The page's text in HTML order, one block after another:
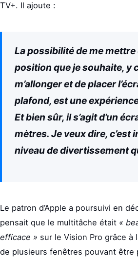
TV+. Il ajoute :
La possibilité de me mettre
position que je souhaite, y
m’allonger et de placer
plafond, est une
Et bien sûr, il s’agit d’un
mètres. Je veux dire, c’est
niveau de divertissement
Le patron d’Apple a poursuivi en
pensait que le multitâche était «
efficace » sur le Vision Pro grâce à
de plusieurs fenêtres pouvant être